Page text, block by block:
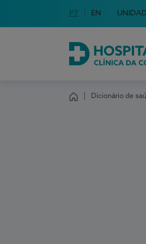
Escolha o seu idioma
Idioma em Português
PT English
EN
Hospital da Luz
Dicionário de